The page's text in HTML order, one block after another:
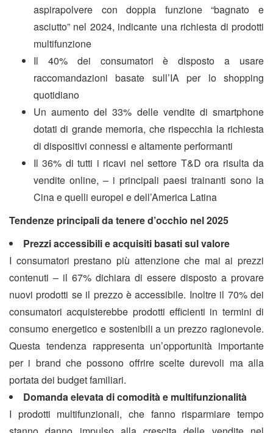
aspirapolvere con doppia funzione “bagnato e
asciutto” nel 2024, indicante una richiesta di prodotti
multifunzione
Il 40% dei consumatori è disposto a usare
raccomandazioni basate sull’IA per lo shopping
quotidiano
Un aumento del 33% delle vendite di smartphone
dotati di grande memoria, che rispecchia la richiesta
di dispositivi connessi e altamente performanti
Il 36% di tutti i ricavi nel settore T&D ora risulta da
vendite online, – i principali paesi trainanti sono la
Cina e quelli europei e dell’America Latina
Tendenze principali da tenere d’occhio nel 2025
Prezzi accessibili e acquisiti basati sul valore
I consumatori prestano più attenzione che mai ai prezzi
contenuti – il 67% dichiara di essere disposto a provare
nuovi prodotti se il prezzo è accessibile. Inoltre il 70% dei
consumatori acquisterebbe prodotti efficienti in termini di
consumo energetico e sostenibili a un prezzo ragionevole.
Questa tendenza rappresenta un’opportunità importante
per i brand che possono offrire scelte durevoli ma alla
portata dei budget familiari.
Domanda elevata di comodità e multifunzionalità
I prodotti multifunzionali, che fanno risparmiare tempo